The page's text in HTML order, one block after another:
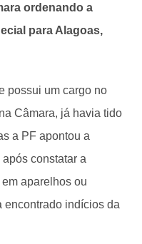
ordenando a
para Alagoas,
possui um cargo no
Câmara, já havia tido
a PF apontou a
constatar a
aparelhos ou
encontrado indícios da